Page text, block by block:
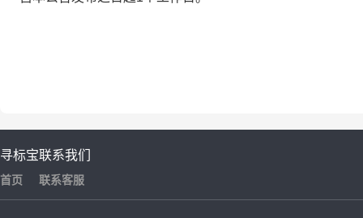
寻标宝
首页
联系我们
联系客服